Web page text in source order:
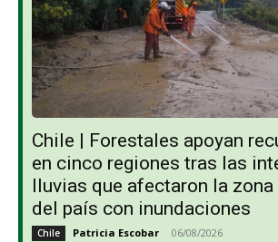
Chile | Forestales apoyan
en cinco regiones tras las
lluvias que afectaron la
del país con inundaciones
Chile Patricia Escobar - 06/08/2026